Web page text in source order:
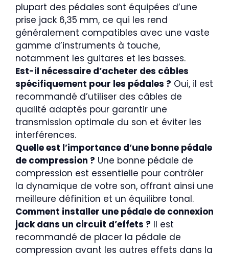
plupart des pédales sont équipées d’une
prise jack 6,35 mm, ce qui les rend
généralement compatibles avec une vaste
gamme d’instruments à touche,
notamment les guitares et les basses.
Est-il nécessaire d’acheter des câbles
spécifiquement pour les pédales ? Oui, il est
recommandé d’utiliser des câbles de
qualité adaptés pour garantir une
transmission optimale du son et éviter les
interférences.
Quelle est l’importance d’une bonne pédale
de compression ? Une bonne pédale de
compression est essentielle pour contrôler
la dynamique de votre son, offrant ainsi une
meilleure définition et un équilibre tonal.
Comment installer une pédale de connexion
jack dans un circuit d’effets ? Il est
recommandé de placer la pédale de
compression avant les autres effets dans la